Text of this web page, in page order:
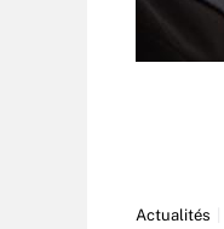
Actualités